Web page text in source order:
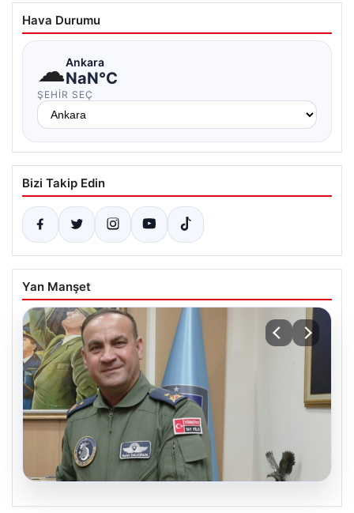
Hava Durumu
☁Ankara
NaN°C
ŞEHIR SEÇ
Bizi Takip Edin
Yan Manşet
05.08.2026